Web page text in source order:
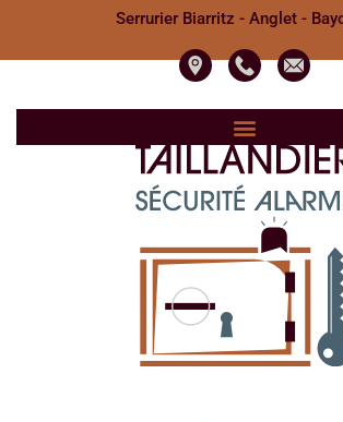
Serrurier Biarritz - Anglet -